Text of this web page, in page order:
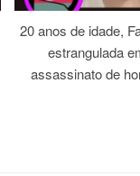
20 anos de idade,
estrangulada
assassinato de